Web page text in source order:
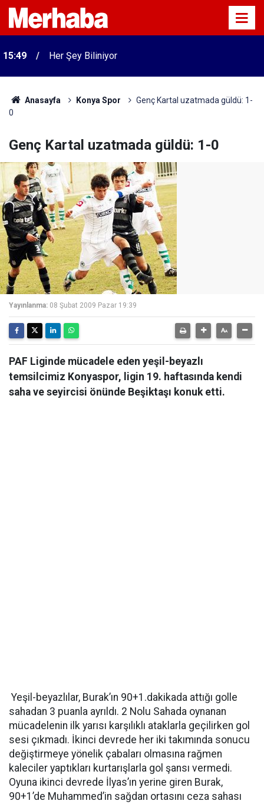
15:49 Her Şey Biliniyor
Anasayfa Konya Spor
Genç Kartal uzatmada güldü: 1-
0
Genç Kartal uzatmada güldü: 1-0
Yayınlanma: 08 Şubat 2009 Pazar 19:39
PAF Liginde mücadele eden yeşil-beyazlı
temsilcimiz Konyaspor, ligin 19. haftasında kendi
saha ve seyircisi önünde Beşiktaşı konuk etti.
Yeşil-beyazlılar, Burak’ın 90+1.dakikada attığı golle
sahadan 3 puanla ayrıldı. 2 Nolu Sahada oynanan
mücadelenin ilk yarısı karşılıklı ataklarla geçilirken gol
sesi çıkmadı. İkinci devrede her iki takımında sonucu
değiştirmeye yönelik çabaları olmasına rağmen
kaleciler yaptıkları kurtarışlarla gol şansı vermedi.
Oyuna ikinci devrede İlyas’ın yerine giren Burak,
90+1’de Muhammed’in sağdan ortasını ceza sahası